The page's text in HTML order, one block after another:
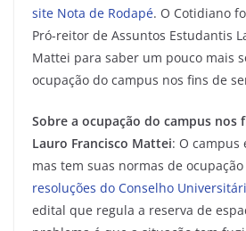
site Nota de Rodapé. O Cotidiano
Pró-reitor de Assuntos Estudantis
Mattei para saber um pouco mais
ocupação do campus nos fins de
Sobre a ocupação do campus nos
Lauro Francisco Mattei: O campus
mas tem suas normas de
resoluções do Conselho
edital que regula a reserva de